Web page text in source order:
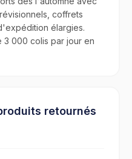
coffrets
élargies.
3 000 colis par jour en
retournés